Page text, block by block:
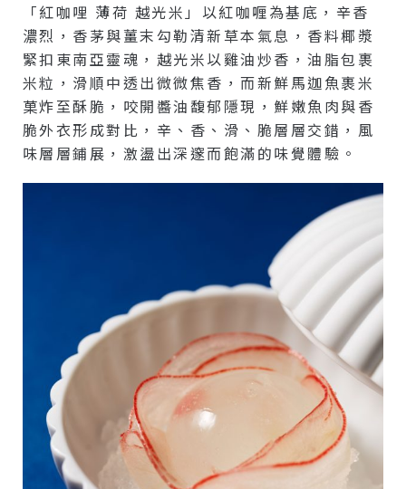
「紅咖哩 薄荷 越光米」以紅咖喱為基底，辛香
濃烈，香茅與薑末勾勒清新草本氣息，香料椰漿
緊扣東南亞靈魂，越光米以雞油炒香，油脂包裹
米粒，滑順中透出微微焦香，而新鮮馬迦魚裹米
菓炸至酥脆，咬開醬油馥郁隱現，鮮嫩魚肉與香
脆外衣形成對比，辛、香、滑、脆層層交錯，風
味層層鋪展，激盪出深邃而飽滿的味覺體驗。